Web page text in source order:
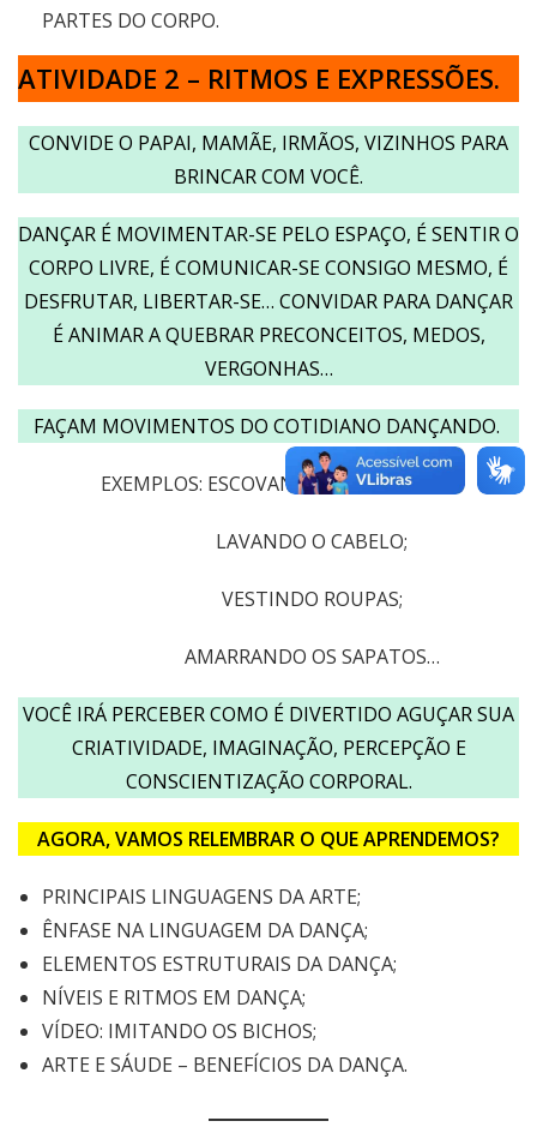
PARTES DO CORPO.
ATIVIDADE 2 – RITMOS E EXPRESSÕES.
CONVIDE O PAPAI, MAMÃE, IRMÃOS, VIZINHOS PARA
BRINCAR COM VOCÊ.
DANÇAR É MOVIMENTAR-SE PELO ESPAÇO, É SENTIR O
CORPO LIVRE, É COMUNICAR-SE CONSIGO MESMO, É
DESFRUTAR, LIBERTAR-SE… CONVIDAR PARA DANÇAR
É ANIMAR A QUEBRAR PRECONCEITOS, MEDOS,
VERGONHAS…
FAÇAM MOVIMENTOS DO COTIDIANO DANÇANDO.
EXEMPLOS: ESCOVANDO OS DENTES;
LAVANDO O CABELO;
VESTINDO ROUPAS;
AMARRANDO OS SAPATOS…
VOCÊ IRÁ PERCEBER COMO É DIVERTIDO AGUÇAR SUA
CRIATIVIDADE, IMAGINAÇÃO, PERCEPÇÃO E
CONSCIENTIZAÇÃO CORPORAL.
AGORA, VAMOS RELEMBRAR O QUE APRENDEMOS?
PRINCIPAIS LINGUAGENS DA ARTE;
ÊNFASE NA LINGUAGEM DA DANÇA;
ELEMENTOS ESTRUTURAIS DA DANÇA;
NÍVEIS E RITMOS EM DANÇA;
VÍDEO: IMITANDO OS BICHOS;
ARTE E SÁUDE – BENEFÍCIOS DA DANÇA.